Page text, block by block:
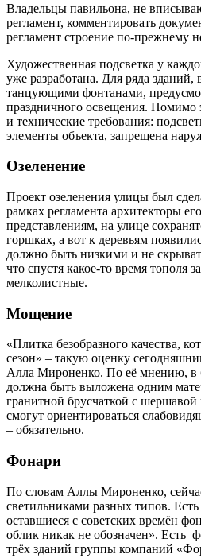
Владельцы павильона, не
регламент, комментировать
регламент строение по-прежнему
Художественная подсветка у
уже разработана. Для ряда зданий,
танцующими фонтанами,
праздничного освещения. Помимо
и технические требования:
элементы объекта, запрещена
Озеленение
Проект озеленения улицы был
рамках регламента архитекторы
представлениям, на улице
горшках, а вот к деревьям
должно быть низкими и не
что спустя какое-то время тополя
мелколистные.
Мощение
«Плитка безобразного качества,
сезон» – такую оценку
Алла Мироненко. По её мнению, в
должна быть выложена одним
гранитной брусчаткой с шершавой
смогут ориентироваться
– обязательно.
Фонари
По словам Аллы Мироненко,
светильниками разных типов.
оставшиеся с советских времён
облик никак не обозначен». Есть
трёх зданий группы компаний